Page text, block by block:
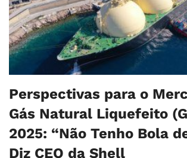
Perspectivas para o
Gás Natural Liquefeito
2025: “Não Tenho Bola
Diz CEO da Shell